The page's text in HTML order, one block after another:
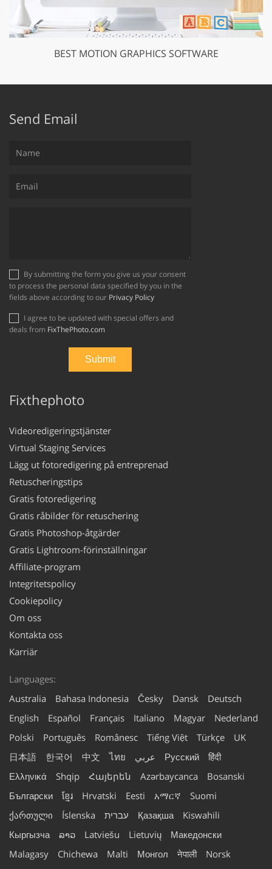
BEST MOTION GRAPHICS SOFTWARE
Send Email
to process the personal data specified by you in the
fields above according to our Privacy Policy
deals from FixThePhoto.com
Fixthephoto
Videoredigeringstjänster
Virtual Staging Services
Lägg ut fotoredigering på entreprenad
Retuscheringstips
Gratis fotoredigering
Gratis råbilder för retuschering
Gratis Photoshop-åtgärder
Gratis Lightroom-förinställningar
Affiliate-program
Integritetspolicy
Cookiepolicy
Om oss
Kontakta oss
Karriär
Languages:
Australia
Bahasa Indonesia Česky Dansk
Deutsch
English
Español Français Italiano Magyar
Nederland
Polski
Português Românesc Tiếng Việt Türkçe
UK
日本語
한국어 中文 ไทย عربي Русский
हिंदी
Ελληνικά
Shqip Հայերեն Azərbaycanca
Bosanski
Български
ខ្មែរ Hrvatski Eesti አማርኛ
Suomi
ქართული
Íslenska עברית Қазақша
Kiswahili
Кыргызча
ລາວ Latviešu Lietuvių
Македонски
Malagasy
Chichewa Malti Монгол नेपाली
Norsk